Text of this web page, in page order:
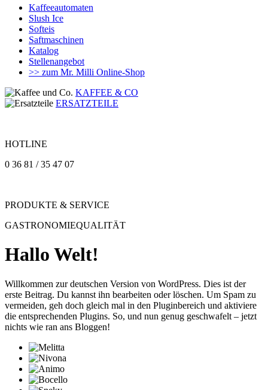
Kaffeeautomaten
Slush Ice
Softeis
Saftmaschinen
Katalog
Stellenangebot
>> zum Mr. Milli Online-Shop
KAFFEE & CO
ERSATZTEILE
HOTLINE
0 36 81 / 35 47 07
PRODUKTE & SERVICE
GASTRONOMIEQUALITÄT
Hallo Welt!
Willkommen zur deutschen Version von WordPress. Dies ist der
erste Beitrag. Du kannst ihn bearbeiten oder löschen. Um Spam zu
vermeiden, geh doch gleich mal in den Pluginbereich und aktiviere
die entsprechenden Plugins. So, und nun genug geschwafelt – jetzt
nichts wie ran ans Bloggen!